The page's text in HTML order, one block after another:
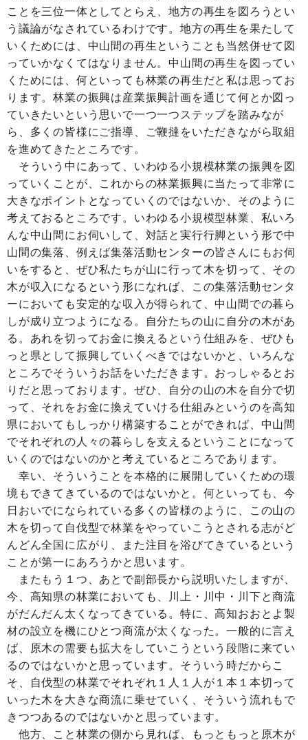
ことを三位一体としてとらえ、地方の再生を図ろうとい
う議論がなされているわけです。地方の再生を果たして
いくためには、中山間の再生ということも当然併せて図
っていかなくてはなりません。中山間の再生を図ってい
くためには、何といっても林業の再生だと私は思ってお
ります。林業の振興は産業振興計画を通じて何とか図っ
ていきたいという思いで一つ一つステップを踏みなが
ら、多くの皆様にご指導、ご鞭撻をいただきながら取組
を進めてきたところです。
そういう中にあって、いわゆる小規模林業の振興を図
っていくことが、これからの林業振興に当たって非常に
大きなポイントとなっていくのではないか、そのように
考えておるところです。いわゆる小規模型林業、私いろ
んな中山間にお伺いして、対話と実行行脚という形で中
山間の集落、例えば集落活動センターの皆さんにもお伺
いをすると、ぜひ私たちが山に行って木を切って、その
木が収入になるという形になれば、この集落活動センタ
ーにおいても安定的な収入が得られて、中山間での暮ら
しが成り立つようになる。自分たちの山に自分の木があ
る。あれを切ってお金に換えるという仕組みを、ぜひも
っと県として振興していくべきではないかと、いろんな
ところでそういうお話をいただきます。おっしゃるとお
りだと思っております。ぜひ、自分の山の木を自分で切
って、それをお金に換えていける仕組みというのを高知
県においてもしっかり構築することができれば、中山間
でそれぞれの人々の暮らしを支えるということになって
いくのではないのかと考えているところであります。
幸い、そういうことを本格的に展開していくための環
境もできてきているのではないかと。何といっても、今
日おいでになられている多くの皆様のように、この山の
木を切って自伐型で林業をやっていこうとされる志がど
んどん全国に広がり、また注目を浴びてきているという
ことが第一にあろうかと思います。
またもう１つ、あとで副部長から説明いたしますが、
今、高知県の林業においても、川上・川中・川下と商流
がだんだん太くなってきている。特に、高知おおとよ製
材の設立を機にひとつ商流が太くなった。一般的に言え
ば、原木の需要も拡大をしていこうという段階に来てい
るのではないかと思っています。そういう時だからこ
そ、自伐型の林業でそれぞれ１人１人が１本１本切って
いった木を大きな商流に乗せていく、そういう流れもで
きつつあるのではないかと思っています。
他方、こと林業の側から見れば、もっともっと原木が